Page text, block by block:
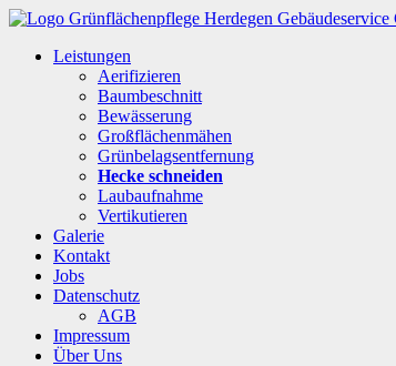
Leistungen
Aerifizieren
Baumbeschnitt
Bewässerung
Großflächenmähen
Grünbelagsentfernung
Hecke schneiden
Laubaufnahme
Vertikutieren
Galerie
Kontakt
Jobs
Datenschutz
AGB
Impressum
Über Uns